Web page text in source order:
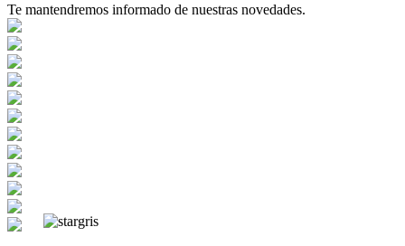
Te mantendremos informado de nuestras novedades.